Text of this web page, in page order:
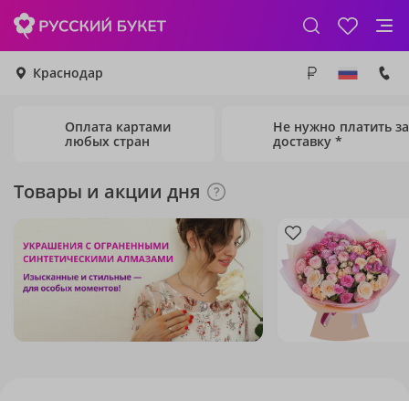
Краснодар
Оплата картами
любых стран
Не нужно платить за
доставку *
Товары и акции дня